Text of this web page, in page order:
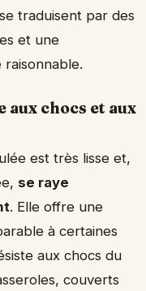
traduisent par des
et une
raisonnable.
aux chocs et aux
est très lisse et,
se raye
. Elle offre une
à certaines
aux chocs du
couverts